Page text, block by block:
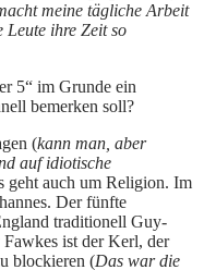
meine tägliche Arbeit
Leute ihre Zeit so
5“ im Grunde ein
bemerken soll?
(kann man, aber
auf idiotische
geht auch um Religion. Im
Der fünfte
traditionell Guy-
ist der Kerl, der
blockieren (Das war die